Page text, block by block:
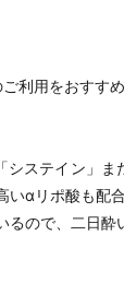
利用をおすすめ
ステイン」
αリポ酸も配合
ので、二日酔